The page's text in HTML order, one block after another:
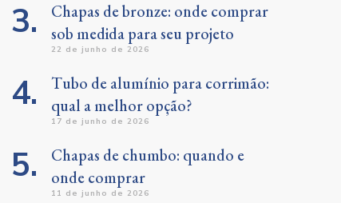
Chapas de bronze: onde comprar
sob medida para seu projeto
22 de junho de 2026
Tubo de alumínio para corrimão:
qual a melhor opção?
17 de junho de 2026
Chapas de chumbo: quando e
onde comprar
11 de junho de 2026